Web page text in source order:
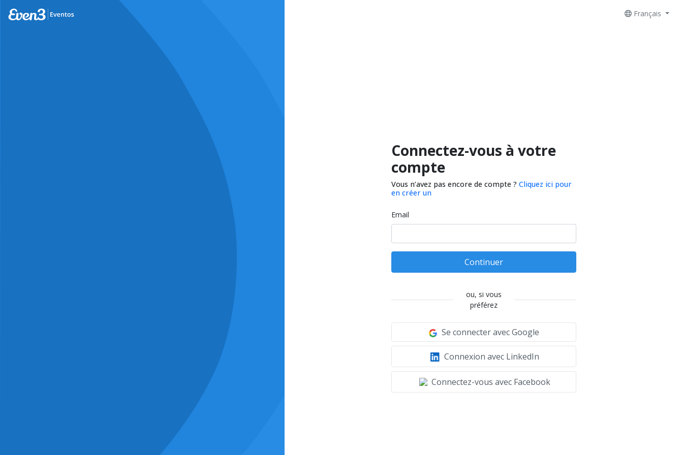
Français
Connectez-vous à votre
compte
Vous n’avez pas encore de compte ? Cliquez ici pour
en créer un
Email
Continuer
ou, si vous
préférez
Se connecter avec Google
Connexion avec LinkedIn
Connectez-vous avec Facebook